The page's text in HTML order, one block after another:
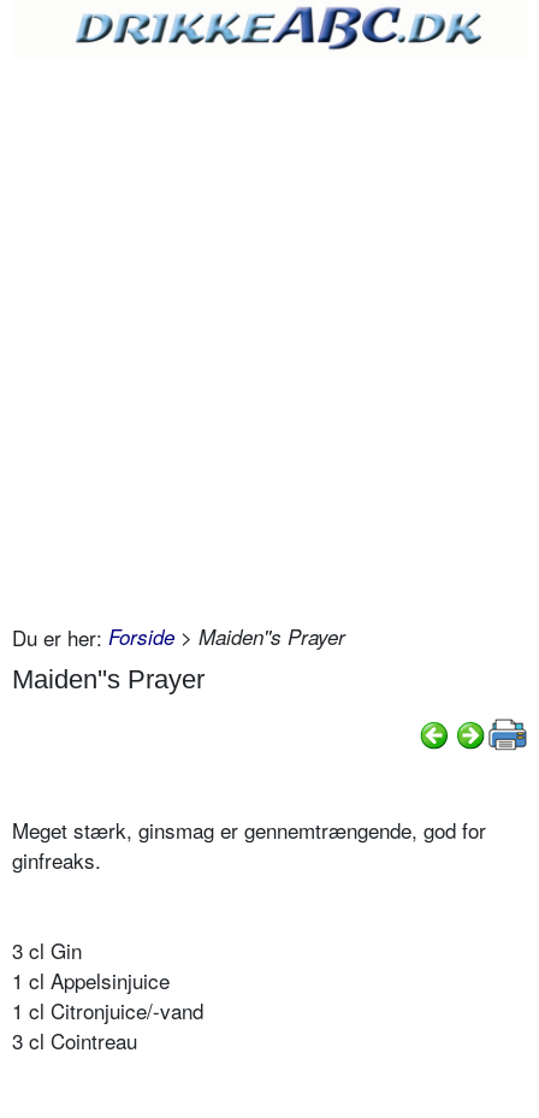
Du er her: Forside > Maiden''s Prayer
Maiden''s Prayer
Meget stærk, ginsmag er gennemtrængende, god for
ginfreaks.
3 cl Gin
1 cl Appelsinjuice
1 cl Citronjuice/-vand
3 cl Cointreau